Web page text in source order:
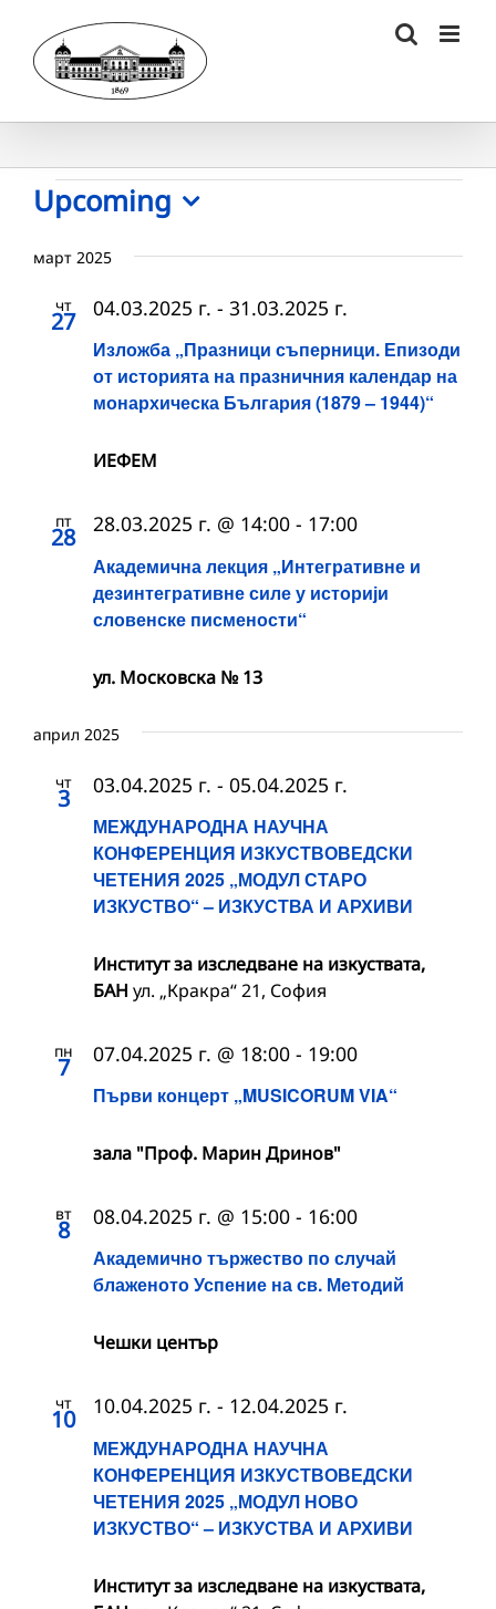
content
Събития
Upcoming
date.
март 2025
чт
27
Изложба „Празници съперници. Епизоди
от историята на празничния календар на
монархическа България (1879 – 1944)“
04.03.2025 г. - 31.03.2025 г.
ИЕФЕМ
пт
28
Академична лекция „Интегративне и
дезинтегративне силе у историји
словенске писмености“
28.03.2025 г. @ 14:00 - 17:00
ул. Московска № 13
април 2025
чт
3
МЕЖДУНАРОДНА НАУЧНА
КОНФЕРЕНЦИЯ ИЗКУСТВОВЕДСКИ
ЧЕТЕНИЯ 2025 „МОДУЛ СТАРО
ИЗКУСТВО“ – ИЗКУСТВА И АРХИВИ
03.04.2025 г. - 05.04.2025 г.
Институт за изследване на изкуствата,
БАН ул. „Кракра“ 21, София
пн
7
Първи концерт „MUSICORUM VIA“
07.04.2025 г. @ 18:00 - 19:00
зала "Проф. Марин Дринов"
вт
8
Академично тържество по случай
блаженото Успение на св. Методий
08.04.2025 г. @ 15:00 - 16:00
Чешки център
чт
10
МЕЖДУНАРОДНА НАУЧНА
КОНФЕРЕНЦИЯ ИЗКУСТВОВЕДСКИ
ЧЕТЕНИЯ 2025 „МОДУЛ НОВО
ИЗКУСТВО“ – ИЗКУСТВА И АРХИВИ
10.04.2025 г. - 12.04.2025 г.
Институт за изследване на изкуствата,